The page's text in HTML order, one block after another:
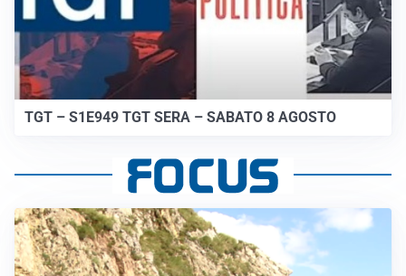
TGT – S1E949 TGT SERA – SABATO 8 AGOSTO